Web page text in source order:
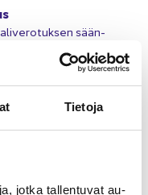
Tie­to­ja
jotka tal­len­tu­vat au­
sään­